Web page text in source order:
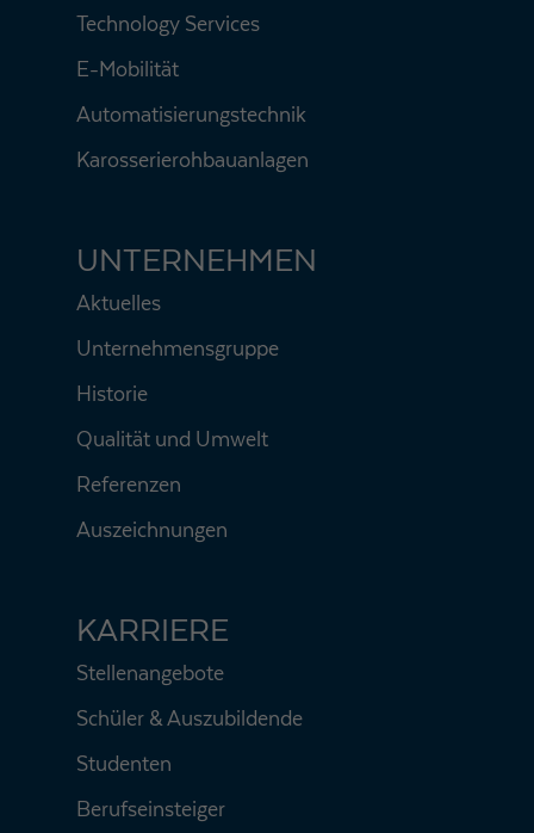
Technology Services
E-Mobilität
Automatisierungstechnik
Karosserierohbauanlagen
UNTERNEHMEN
Aktuelles
Unternehmensgruppe
Historie
Qualität und Umwelt
Referenzen
Auszeichnungen
KARRIERE
Stellenangebote
Schüler & Auszubildende
Studenten
Berufseinsteiger